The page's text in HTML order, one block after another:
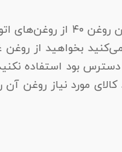
یکی از اصلی‌ترین دلایل خراب شدن ماشین
مورد نیاز روغن آن